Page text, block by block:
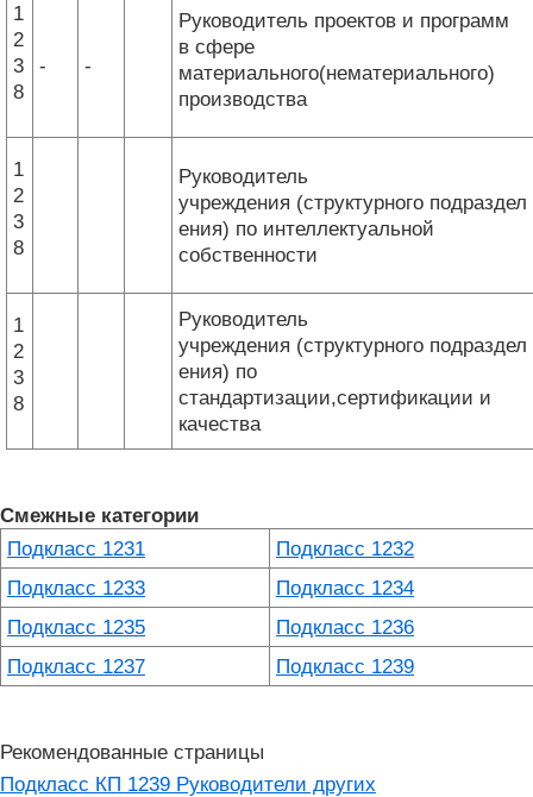
1
2
3
8
- -
Руководитель проектов и программ
в сфере
материального(нематериального)
производства
1
2
3
8
Руководитель
учреждения (структурного подраздел
ения) по интеллектуальной
собственности
1
2
3
8
Руководитель
учреждения (структурного подраздел
ения) по
стандартизации,сертификации и
качества
Смежные категории
Подкласс 1231
Подкласс 1232
Подкласс 1233
Подкласс 1234
Подкласс 1235
Подкласс 1236
Подкласс 1237
Подкласс 1239
Рекомендованные страницы
Подкласс КП 1239 Руководители других